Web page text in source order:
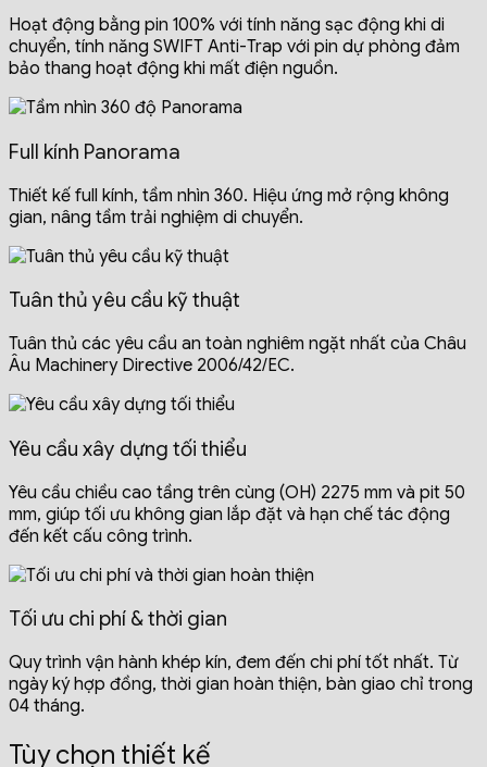
Hoạt động bằng pin 100% với tính năng sạc động khi di
chuyển, tính năng SWIFT Anti-Trap với pin dự phòng đảm
bảo thang hoạt động khi mất điện nguồn.
Full kính Panorama
Thiết kế full kính, tầm nhìn 360. Hiệu ứng mở rộng không
gian, nâng tầm trải nghiệm di chuyển.
Tuân thủ yêu cầu kỹ thuật
Tuân thủ các yêu cầu an toàn nghiêm ngặt nhất của Châu
Âu Machinery Directive 2006/42/EC.
Yêu cầu xây dựng tối thiểu
Yêu cầu chiều cao tầng trên cùng (OH) 2275 mm và pit 50
mm, giúp tối ưu không gian lắp đặt và hạn chế tác động
đến kết cấu công trình.
Tối ưu chi phí & thời gian
Quy trình vận hành khép kín, đem đến chi phí tốt nhất. Từ
ngày ký hợp đồng, thời gian hoàn thiện, bàn giao chỉ trong
04 tháng.
Tùy chọn thiết kế